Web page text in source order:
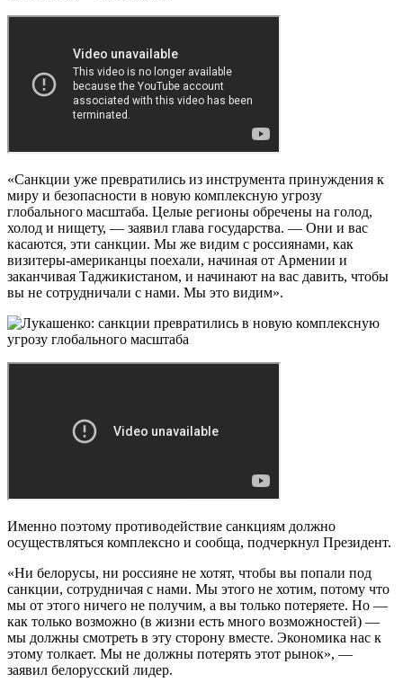
«Санкции уже превратились из инструмента принуждения к
миру и безопасности в новую комплексную угрозу
глобального масштаба. Целые регионы обречены на голод,
холод и нищету, — заявил глава государства. — Они и вас
касаются, эти санкции. Мы же видим с россиянами, как
визитеры-американцы поехали, начиная от Армении и
заканчивая Таджикистаном, и начинают на вас давить, чтобы
вы не сотрудничали с нами. Мы это видим».
Именно поэтому противодействие санкциям должно
осуществляться комплексно и сообща, подчеркнул Президент.
«Ни белорусы, ни россияне не хотят, чтобы вы попали под
санкции, сотрудничая с нами. Мы этого не хотим, потому что
мы от этого ничего не получим, а вы только потеряете. Но —
как только возможно (в жизни есть много возможностей) —
мы должны смотреть в эту сторону вместе. Экономика нас к
этому толкает. Мы не должны потерять этот рынок», —
заявил белорусский лидер.